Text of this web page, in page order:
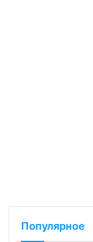
Популярное